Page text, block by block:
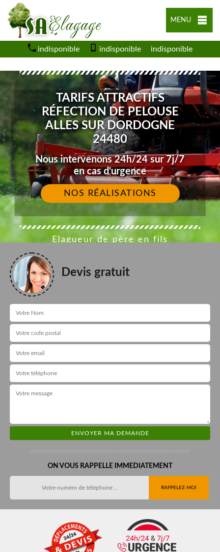
MENU
indisponible indisponible indisponible
TARIFS ATTRACTIFS
RÉFECTION DE PELOUSE
ALLES SUR DORDOGNE
24480
Nous intervenons 24h/24 sur 7j/7
en cas d'urgence
NOS RÉALISATIONS
Elagueur de père en fils
Devis gratuit
ON VOUS RAPPELLE IMMEDIATEMENT